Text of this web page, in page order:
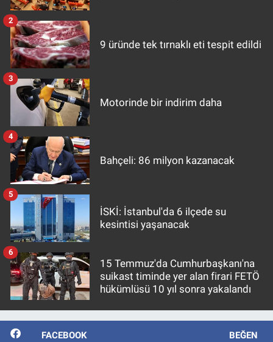
9 üründe tek tırnaklı eti tespit edildi
2
Motorinde bir indirim daha
3
Bahçeli: 86 milyon kazanacak
4
İSKİ: İstanbul'da 6 ilçede su
kesintisi yaşanacak
5
15 Temmuz'da Cumhurbaşkanı'na
suikast timinde yer alan firari FETÖ
hükümlüsü 10 yıl sonra yakalandı
6
FACEBOOK BEĞEN